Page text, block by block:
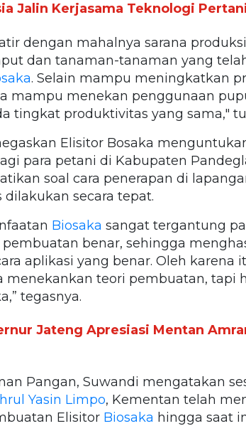
Jalin Kerjasama Teknologi
dengan mahalnya sarana
dan tanaman-tanaman yang
. Selain mampu meningkatkan
mampu menekan penggunaan
tingkat produktivitas yang sama,"
Elisitor Bosaka
para petani di Kabupaten
soal cara penerapan di
secara tepat.
Biosaka sangat tergantung
benar, sehingga
aplikasi yang benar. Oleh karena
menekankan teori pembuatan, tapi
tegasnya.
Jateng Apresiasi Mentan
Pangan, Suwandi mengatakan
Yasin Limpo, Kementan telah
Elisitor Biosaka hingga saat